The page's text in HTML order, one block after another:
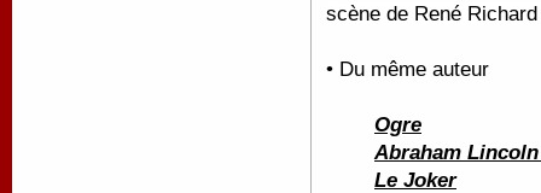
scène de René
• Du même auteur
Ogre
Abraham
Le Joker